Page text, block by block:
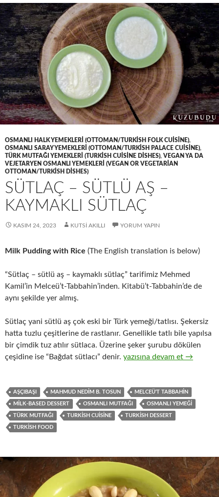
OSMANLI HALK YEMEKLERI (OTTOMAN/TURKISH FOLK CUISINE),
OSMANLI SARAY YEMEKLERI (OTTOMAN/TURKISH PALACE CUISINE),
TÜRK MUTFAĞI YEMEKLERI (TURKISH CUISINE DISHES), VEGAN YA DA
VEJETARYEN OSMANLI YEMEKLERI (VEGAN OR VEGETARIAN
OTTOMAN/TURKISH DISHES)
SÜTLAÇ – SÜTLÜ AŞ –
KAYMAKLI SÜTLAÇ
KASIM 24, 2023 KUTSI AKILLI YORUM YAPIN
Milk Pudding with Rice (The English translation is below)
“Sütlaç – sütlü aş – kaymaklı sütlaç” tarifimiz Mehmed
Kamil’in Melceü’t-Tabbahin’inden. Kitabü’t-Tabbahin’de de
aynı şekilde yer almış.
Sütlaç yani sütlü aş çok eski bir Türk yemeği/tatlısı. Şekersiz
hatta tuzlu çeşitlerine de rastlanır. Genellikle tatlı bile yapılsa
bir çimdik tuz atılır sütlaca. Üzerine şeker şurubu dökülen
çeşidine ise “Bağdat sütlacı” denir. SÜTLAÇ – SÜTLÜ AŞ –
yazısına devam et →
AŞÇIBAŞI MAHMUD NEDIM B. TOSUN MELCEÜ'T TABBAHIN
MILK-BASED DESSERT OSMANLI MUTFAĞI OSMANLI YEMEĞI
TÜRK MUTFAĞI TURKISH CUISINE TURKISH DESSERT
TURKISH FOOD